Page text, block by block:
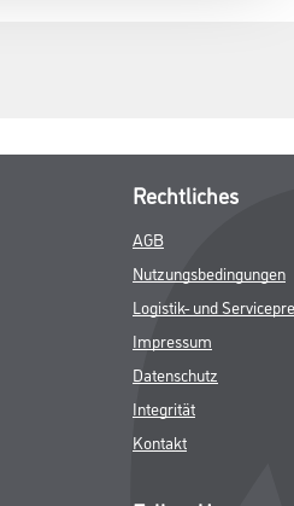
Rechtliches
AGB
Nutzungsbedingungen
Logistik- und
Impressum
Datenschutz
Integrität
Kontakt